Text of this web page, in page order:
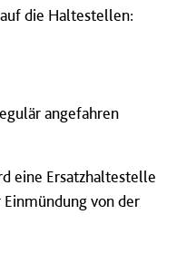
die Haltestellen:
angefahren
eine Ersatzhaltestelle
von der